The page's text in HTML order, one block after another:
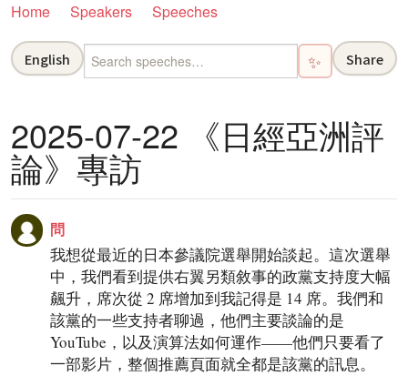
Home Speakers Speeches
English ✨ Share
2025-07-22 《日經亞洲評
論》專訪
問
我想從最近的日本參議院選舉開始談起。這次選舉
中，我們看到提供右翼另類敘事的政黨支持度大幅
飆升，席次從 2 席增加到我記得是 14 席。我們和
該黨的一些支持者聊過，他們主要談論的是
YouTube，以及演算法如何運作——他們只要看了
一部影片，整個推薦頁面就全都是該黨的訊息。